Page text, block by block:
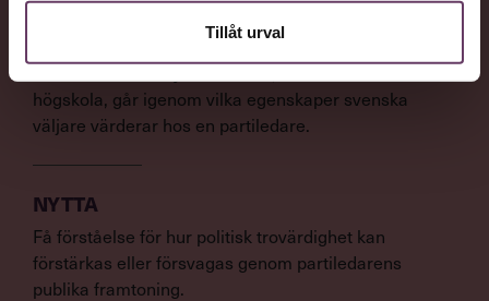
Tillåt urval
Statsvetaren Jenny Madestam, lektor vid Södertörns
högskola, går igenom vilka egenskaper svenska
väljare värderar hos en partiledare.
NYTTA
Få förståelse för hur politisk trovärdighet kan
förstärkas eller försvagas genom partiledarens
publika framtoning.